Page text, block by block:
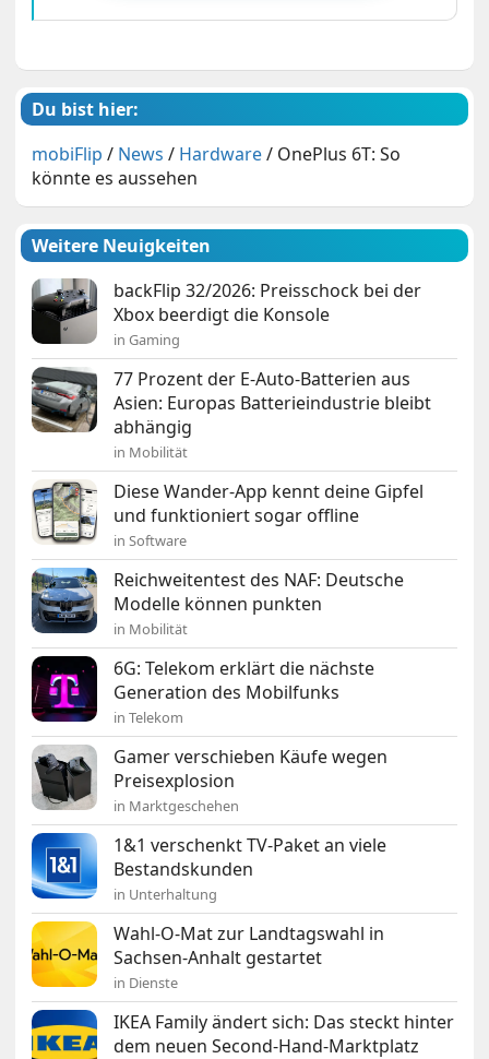
Du bist hier:
mobiFlip / News / Hardware/ OnePlus 6T: So
könnte es aussehen
Weitere Neuigkeiten
backFlip 32/2026: Preisschock bei der
Xbox beerdigt die Konsole
in Gaming
77 Prozent der E-Auto-Batterien aus
Asien: Europas Batterieindustrie bleibt
abhängig
in Mobilität
Diese Wander-App kennt deine Gipfel
und funktioniert sogar offline
in Software
Reichweitentest des NAF: Deutsche
Modelle können punkten
in Mobilität
6G: Telekom erklärt die nächste
Generation des Mobilfunks
in Telekom
Gamer verschieben Käufe wegen
Preisexplosion
in Marktgeschehen
1&1 verschenkt TV-Paket an viele
Bestandskunden
in Unterhaltung
Wahl-O-Mat zur Landtagswahl in
Sachsen-Anhalt gestartet
in Dienste
IKEA Family ändert sich: Das steckt hinter
dem neuen Second-Hand-Marktplatz